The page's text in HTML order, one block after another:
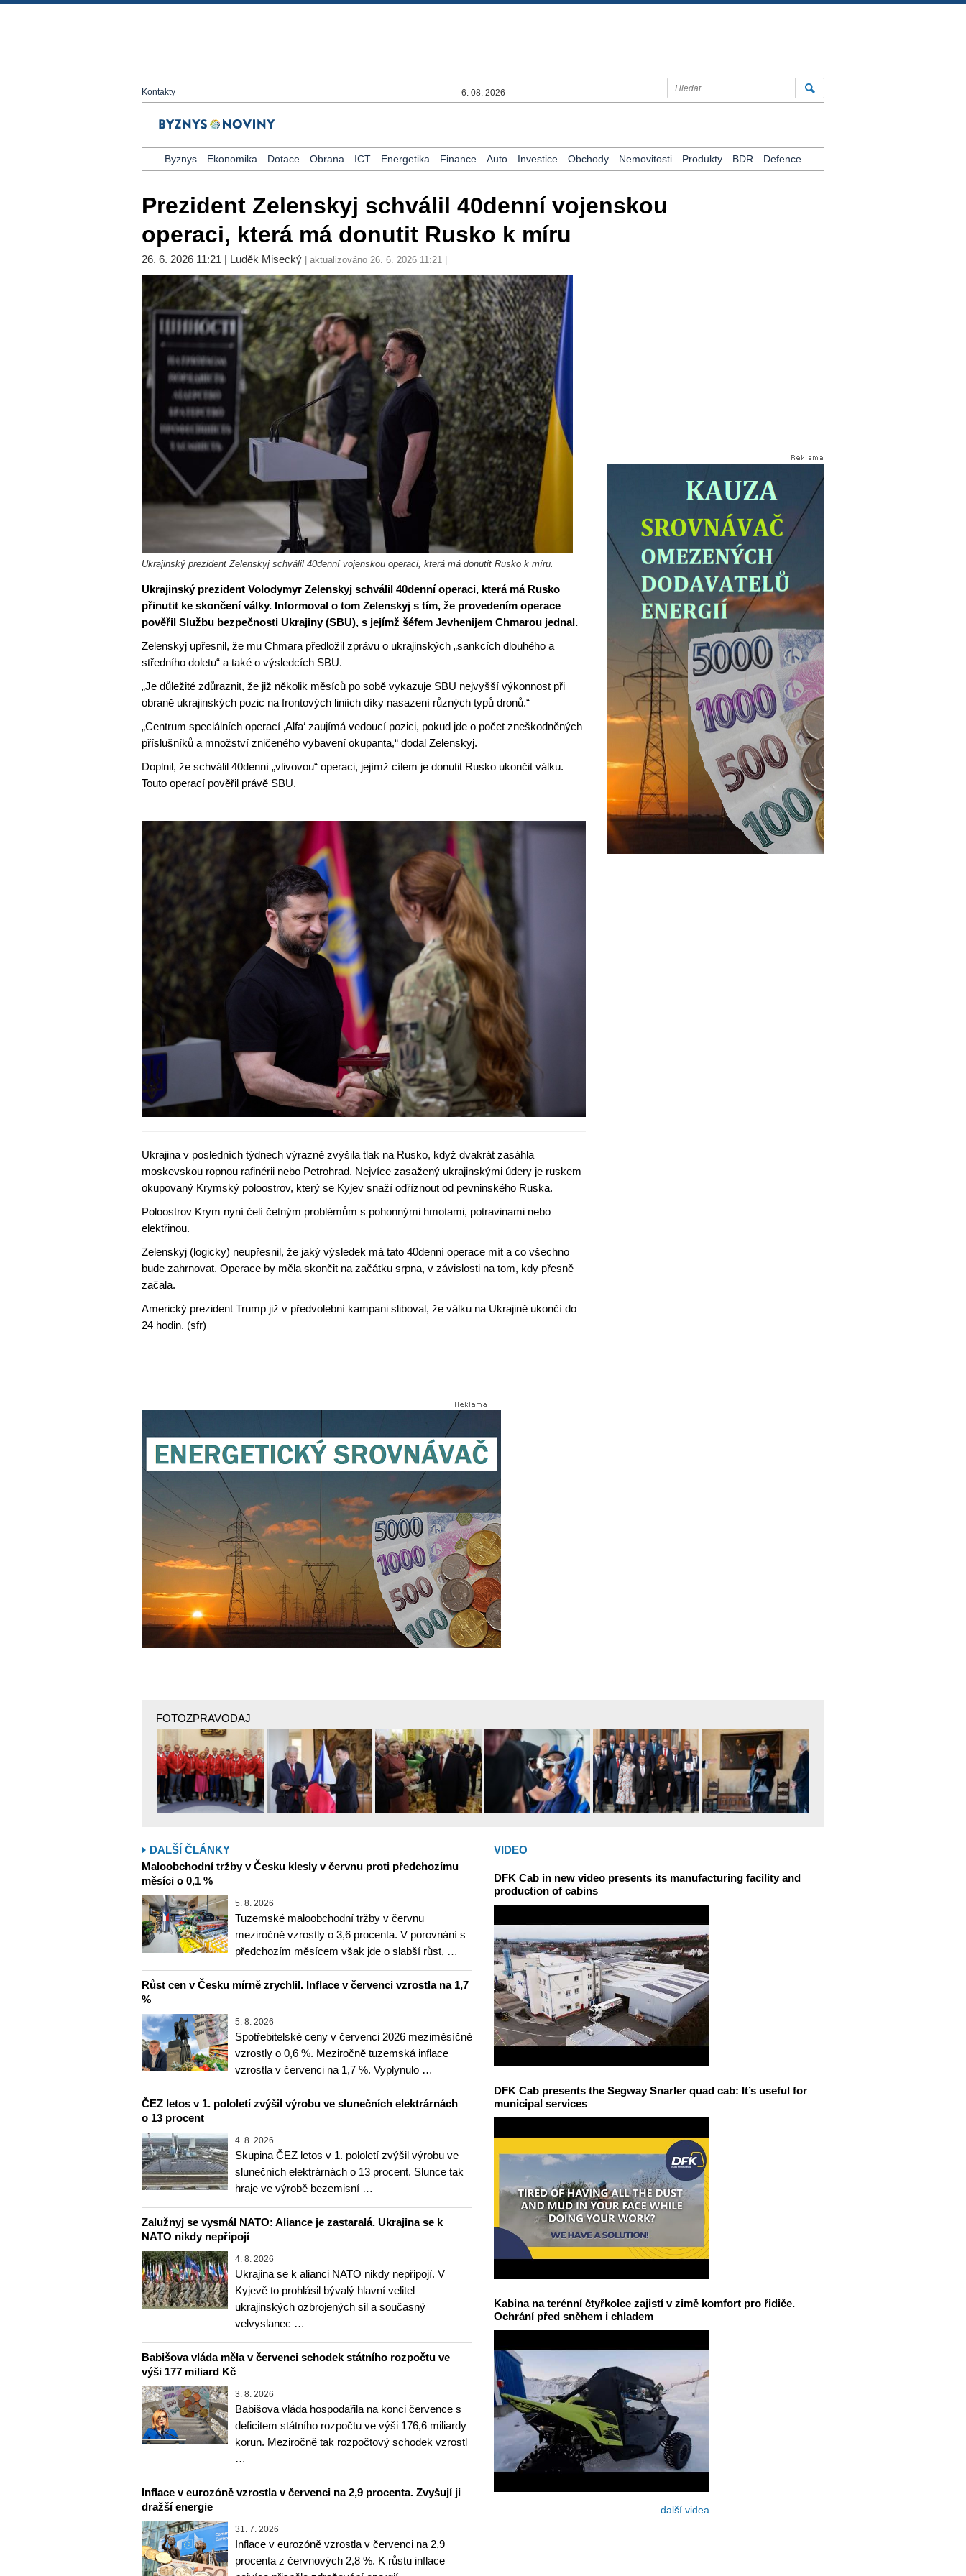
Kontakty 6. 08. 2026
Byznys Ekonomika Dotace Obrana ICT Energetika Finance Auto Investice Obchody Nemovitosti Produkty BDR Defence
Prezident Zelenskyj schválil 40denní vojenskou
operaci, která má donutit Rusko k míru
26. 6. 2026 11:21 | Luděk Misecký | aktualizováno 26. 6. 2026 11:21 |
Ukrajinský prezident Zelenskyj schválil 40denní vojenskou operaci, která má donutit Rusko k míru.
Ukrajinský prezident Volodymyr Zelenskyj schválil 40denní operaci, která má Rusko
přinutit ke skončení války. Informoval o tom Zelenskyj s tím, že provedením operace
pověřil Službu bezpečnosti Ukrajiny (SBU), s jejímž šéfem Jevhenijem Chmarou jednal.
Zelenskyj upřesnil, že mu Chmara předložil zprávu o ukrajinských „sankcích dlouhého a
středního doletu“ a také o výsledcích SBU.
„Je důležité zdůraznit, že již několik měsíců po sobě vykazuje SBU nejvyšší výkonnost při
obraně ukrajinských pozic na frontových liniích díky nasazení různých typů dronů.“
„Centrum speciálních operací ‚Alfa‘ zaujímá vedoucí pozici, pokud jde o počet zneškodněných
příslušníků a množství zničeného vybavení okupanta,“ dodal Zelenskyj.
Doplnil, že schválil 40denní „vlivovou“ operaci, jejímž cílem je donutit Rusko ukončit válku.
Touto operací pověřil právě SBU.
Ukrajina v posledních týdnech výrazně zvýšila tlak na Rusko, když dvakrát zasáhla
moskevskou ropnou rafinérii nebo Petrohrad. Nejvíce zasažený ukrajinskými údery je ruskem
okupovaný Krymský poloostrov, který se Kyjev snaží odříznout od pevninského Ruska.
Poloostrov Krym nyní čelí četným problémům s pohonnými hmotami, potravinami nebo
elektřinou.
Zelenskyj (logicky) neupřesnil, že jaký výsledek má tato 40denní operace mít a co všechno
bude zahrnovat. Operace by měla skončit na začátku srpna, v závislosti na tom, kdy přesně
začala.
Americký prezident Trump již v předvolební kampani sliboval, že válku na Ukrajině ukončí do
24 hodin. (sfr)
FOTOZPRAVODAJ
DALŠÍ ČLÁNKY
Maloobchodní tržby v Česku klesly v červnu proti předchozímu
měsíci o 0,1 %
5. 8. 2026
Tuzemské maloobchodní tržby v červnu
meziročně vzrostly o 3,6 procenta. V porovnání s
předchozím měsícem však jde o slabší růst, …
Růst cen v Česku mírně zrychlil. Inflace v červenci vzrostla na 1,7
%
5. 8. 2026
Spotřebitelské ceny v červenci 2026 meziměsíčně
vzrostly o 0,6 %. Meziročně tuzemská inflace
vzrostla v červenci na 1,7 %. Vyplynulo …
ČEZ letos v 1. pololetí zvýšil výrobu ve slunečních elektrárnách
o 13 procent
4. 8. 2026
Skupina ČEZ letos v 1. pololetí zvýšil výrobu ve
slunečních elektrárnách o 13 procent. Slunce tak
hraje ve výrobě bezemisní …
Zalužnyj se vysmál NATO: Aliance je zastaralá. Ukrajina se k
NATO nikdy nepřipojí
4. 8. 2026
Ukrajina se k alianci NATO nikdy nepřipojí. V
Kyjevě to prohlásil bývalý hlavní velitel
ukrajinských ozbrojených sil a současný
velvyslanec …
Babišova vláda měla v červenci schodek státního rozpočtu ve
výši 177 miliard Kč
3. 8. 2026
Babišova vláda hospodařila na konci července s
deficitem státního rozpočtu ve výši 176,6 miliardy
korun. Meziročně tak rozpočtový schodek vzrostl
…
Inflace v eurozóně vzrostla v červenci na 2,9 procenta. Zvyšují ji
dražší energie
31. 7. 2026
Inflace v eurozóně vzrostla v červenci na 2,9
procenta z červnových 2,8 %. K růstu inflace
VIDEO
DFK Cab in new video presents its manufacturing facility and
production of cabins
DFK Cab presents the Segway Snarler quad cab: It’s useful for
municipal services
Kabina na terénní čtyřkolce zajistí v zimě komfort pro řidiče.
Ochrání před sněhem i chladem
... další videa